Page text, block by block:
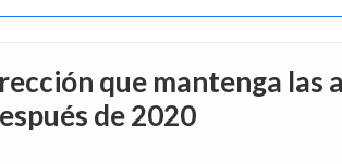
que mantenga las
de 2020